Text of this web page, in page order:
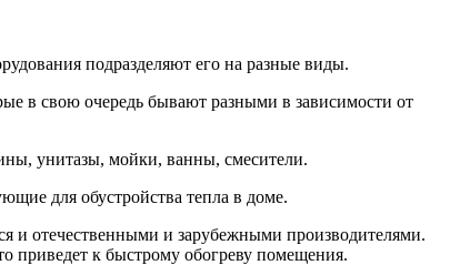
подразделяют его на разные виды.
в свою очередь бывают разными в зависимости от
унитазы, мойки, ванны, смесители.
для обустройства тепла в доме.
и отечественными и зарубежными производителями.
приведет к быстрому обогреву помещения.